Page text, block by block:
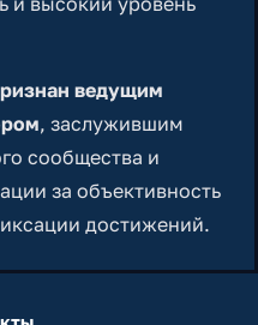
ведущим
, заслужившим
сообщества и
за объективность
достижений.